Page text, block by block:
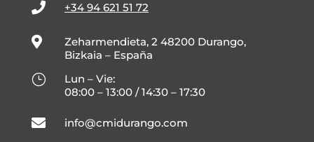
 +34 94 621 51 72

Zeharmendieta, 2 48200 Durango,
Bizkaia – España
}
Lun – Vie:
08:00 – 13:00 / 14:30 – 17:30
 info@cmidurango.com